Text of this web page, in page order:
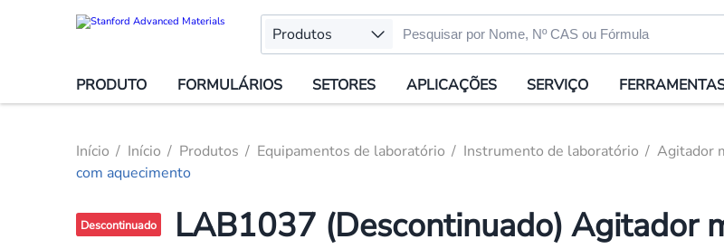
Produtos
PRODUTO FORMULÁRIOS SETORES APLICAÇÕES SERVIÇO
Início Início Produtos Equipamentos de laboratório Instrumento de laboratório Agitador
com aquecimento
Descontinuado LAB1037 (Descontinuado) Agitador